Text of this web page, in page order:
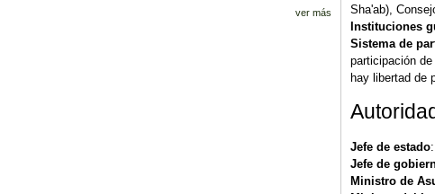
Sha'ab),
Instituciones
Sistema de
participación
hay libertad de
Jefe de estado
Jefe de
Ministro de
ver más